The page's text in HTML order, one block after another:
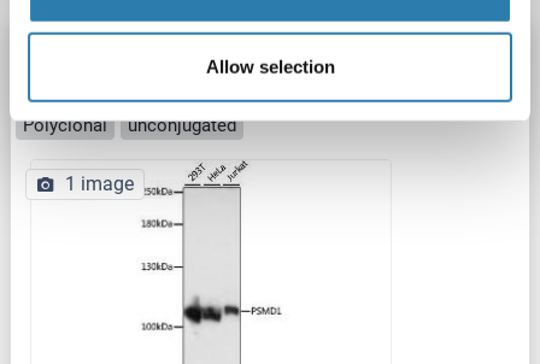
Allow selection
PSMD1 anticorps (AA 794-953)
Polyclonal
unconjugated
1 image